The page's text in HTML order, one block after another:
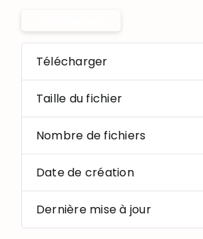
Télécharger
Taille du fichier
Nombre de fichiers
Date de création
Dernière mise à jour